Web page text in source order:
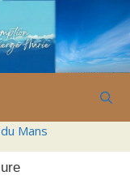
Mans